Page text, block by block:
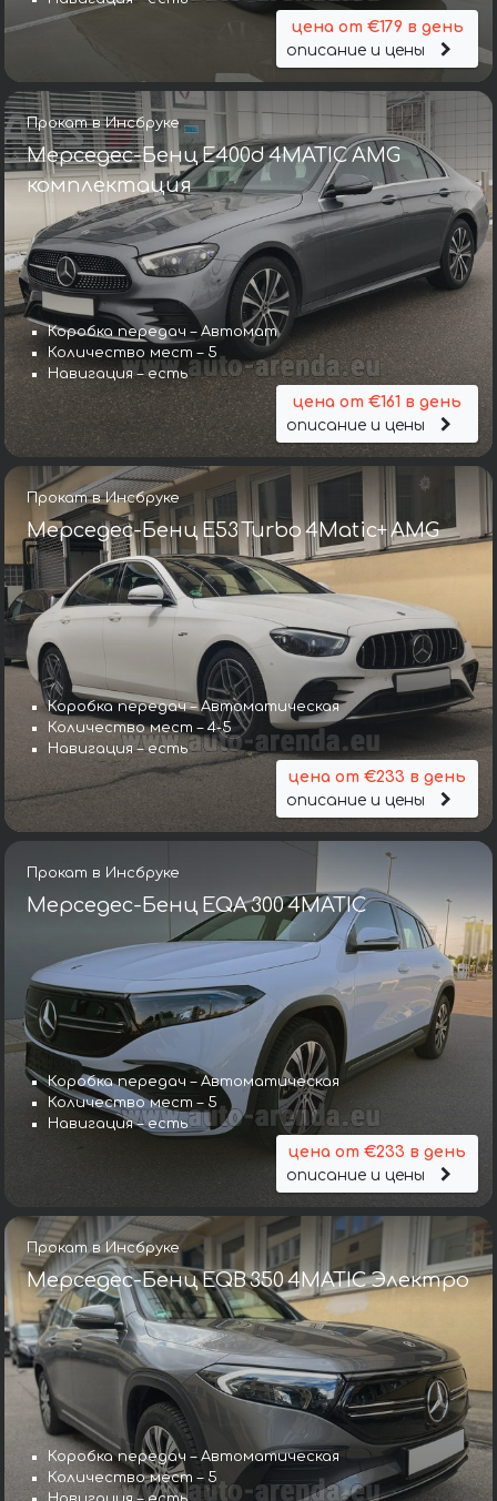
цена от €179 в день
описание и цены
Прокат в Инсбруке
Мерседес-Бенц E400d 4MATIC AMG
комплектация
Коробка передач – Автомат
Количество мест – 5
Навигация – есть
цена от €161 в день
описание и цены
Прокат в Инсбруке
Мерседес-Бенц E53 Turbo 4Matic+ AMG
Коробка передач – Автоматическая
Количество мест – 4-5
Навигация – есть
цена от €233 в день
описание и цены
Прокат в Инсбруке
Мерседес-Бенц EQA 300 4MATIC
Коробка передач – Автоматическая
Количество мест – 5
Навигация – есть
цена от €233 в день
описание и цены
Прокат в Инсбруке
Мерседес-Бенц EQB 350 4MATIC Электро
Коробка передач – Автоматическая
Количество мест – 5